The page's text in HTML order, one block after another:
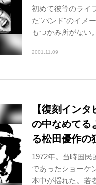
初めて彼等のライ
た"バンド"のイメ
もつかみ所がない
2001.11.09
【復刻イン
の中なめてる
る松田優作の
1972年。当時国民
であったショーケ
本中が揺れた。若